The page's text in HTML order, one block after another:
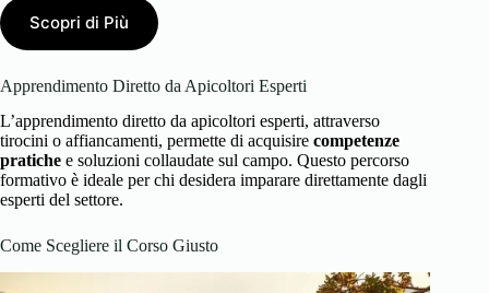
Scopri di Più
Apprendimento Diretto da Apicoltori Esperti
L’apprendimento diretto da apicoltori esperti, attraverso
tirocini o affiancamenti, permette di acquisire competenze
pratiche e soluzioni collaudate sul campo. Questo percorso
formativo è ideale per chi desidera imparare direttamente dagli
esperti del settore.
Come Scegliere il Corso Giusto